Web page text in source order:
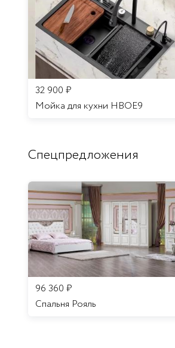
32 900 ₽
Мойка для кухни HBOE9
Спецпредложения
96 360 ₽
Спальня Рояль